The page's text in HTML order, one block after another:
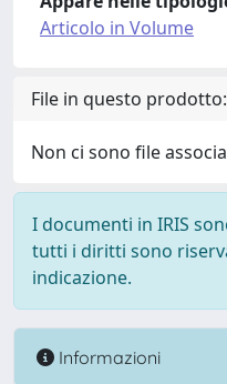
Articolo in Volume
File in questo prodotto:
Non ci sono file
I documenti in IRIS
tutti i diritti sono
indicazione.
Informazioni